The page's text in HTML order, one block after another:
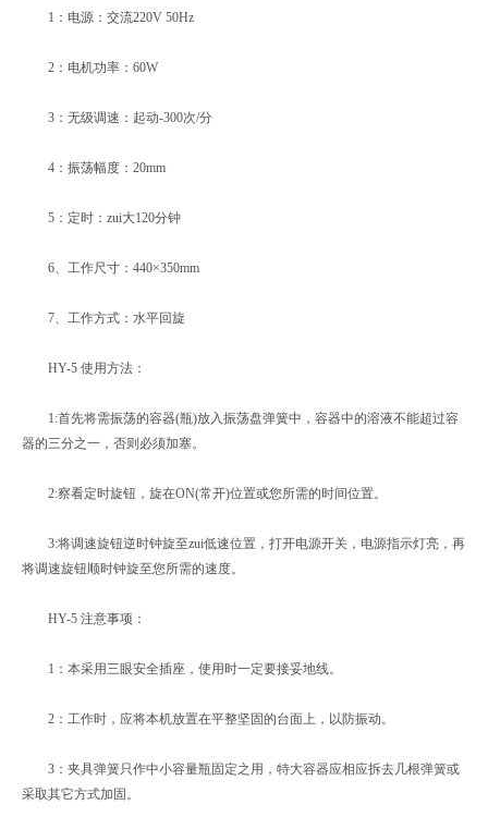
1：电源：交流220V 50Hz
2：电机功率：60W
3：无级调速：起动-300次/分
4：振荡幅度：20mm
5：定时：zui大120分钟
6、工作尺寸：440×350mm
7、工作方式：水平回旋
HY-5 使用方法：
1:首先将需振荡的容器(瓶)放入振荡盘弹簧中，容器中的溶液不能超过容
器的三分之一，否则必须加塞。
2:察看定时旋钮，旋在ON(常开)位置或您所需的时间位置。
3:将调速旋钮逆时钟旋至zui低速位置，打开电源开关，电源指示灯亮，再
将调速旋钮顺时钟旋至您所需的速度。
HY-5 注意事项：
1：本采用三眼安全插座，使用时一定要接妥地线。
2：工作时，应将本机放置在平整坚固的台面上，以防振动。
3：夹具弹簧只作中小容量瓶固定之用，特大容器应相应拆去几根弹簧或
采取其它方式加固。